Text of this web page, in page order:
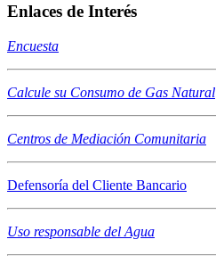
Enlaces de Interés
Encuesta
Calcule su Consumo de Gas Natural
Centros de Mediación Comunitaria
Defensoría del Cliente Bancario
Uso responsable del Agua